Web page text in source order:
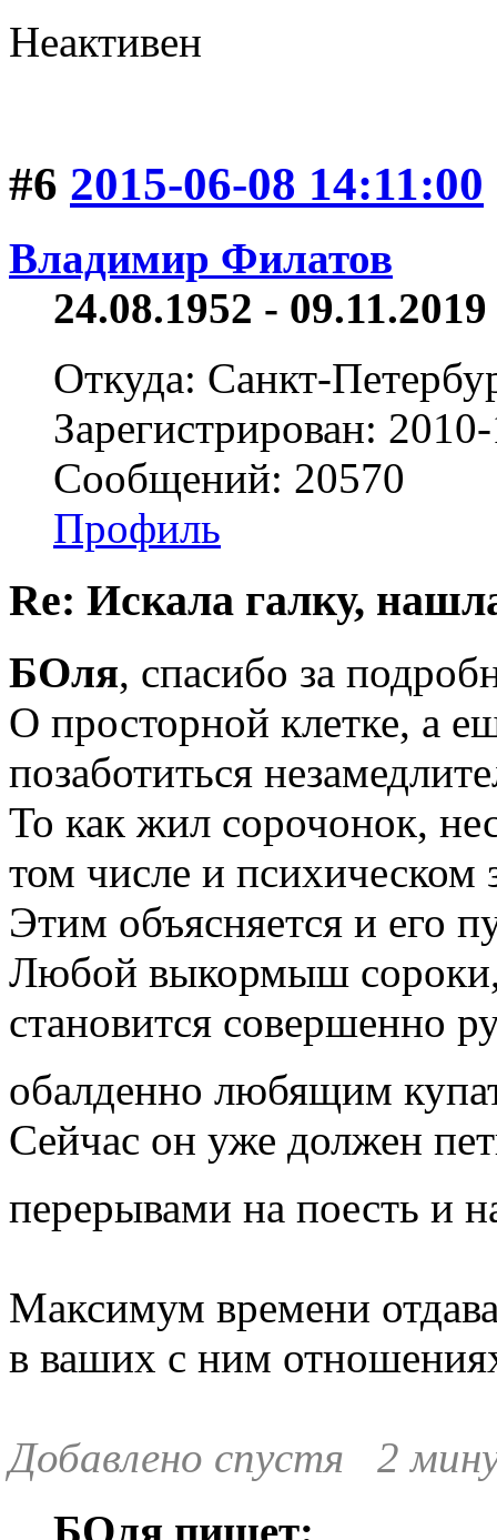
Неактивен
#6 2015-06-08 14:11:00
Владимир Филатов
24.08.1952 -
Откуда: Санкт-
Зарегистрирован:
Сообщений: 20570
Профиль
Re: Искала галку,
БОля, спасибо за
О просторной клетке, а
позаботиться
То как жил сорочонок,
том числе и психическом
Этим объясняется и его
Любой выкормыш сороки,
становится совершенно
обалденно любящим
Сейчас он уже должен
перерывами на поесть и
Максимум времени
в ваших с ним
Добавлено спустя 2